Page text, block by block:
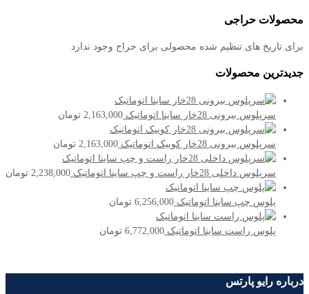
محصولات حراجی
برای تاریخ های تنظیم شده محصولی برای حراج وجود ندارد
جدیدترین محصولات
سرپلوس بیرونی 28خار ساینا اتوماتیک 2,163,000 تومان
سرپلوس بیرونی 28خار کوییک اتوماتیک 2,163,000 تومان
سرپلوس داخلی 28خار راست و چپ ساینا اتوماتیک 2,238,000 تومان
پلوس چپ ساینا اتوماتیک 6,256,000 تومان
پلوس راست ساینا اتوماتیک 6,772,000 تومان
درباره رایو پارتس